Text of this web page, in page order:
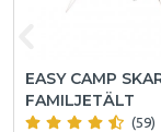
EASY CAMP
FAMILJETÄLT
(59)